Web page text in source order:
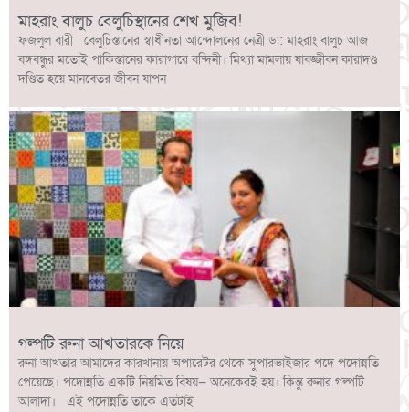
মাহরাং বালুচ বেলুচিস্থানের শেখ মুজিব!
ফজলুল বারী বেলুচিস্তানের স্বাধীনতা আন্দোলনের নেত্রী ডা: মাহরাং বালুচ আজ
বঙ্গবন্ধুর মতোই পাকিস্তানের কারাগারে বন্দিনী। মিথ্যা মামলায় যাবজ্জীবন কারাদণ্ড
দণ্ডিত হয়ে মানবেতর জীবন যাপন
গল্পটি রুনা আখতারকে নিয়ে
রুনা আখতার আমাদের কারখানায় অপারেটর থেকে সুপারভাইজার পদে পদোন্নতি
পেয়েছে। পদোন্নতি একটি নিয়মিত বিষয়— অনেকেরই হয়। কিন্তু রুনার গল্পটি
আলাদা। এই পদোন্নতি তাকে এতটাই